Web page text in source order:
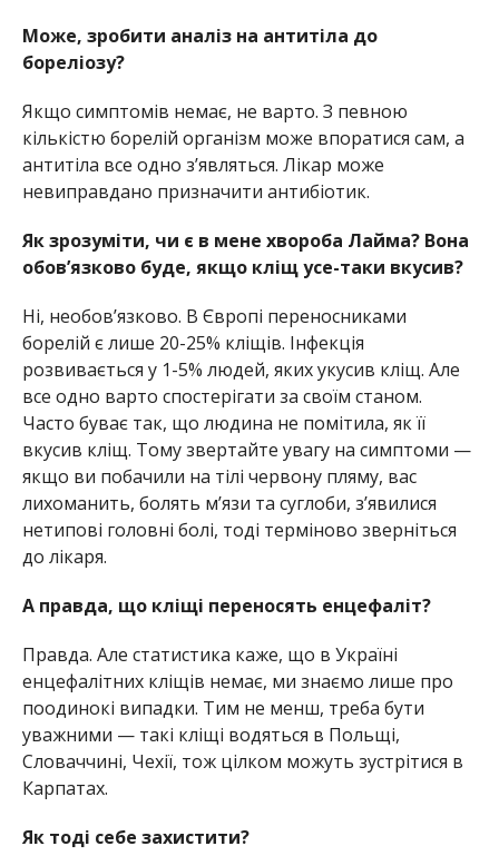
Може, зробити аналіз на антитіла до
бореліозу?
Якщо симптомів немає, не варто. З певною
кількістю борелій організм може впоратися сам, а
антитіла все одно зʼявляться. Лікар може
невиправдано призначити антибіотик.
Як зрозуміти, чи є в мене хвороба Лайма? Вона
обов’язково буде, якщо кліщ усе-таки вкусив?
Ні, необовʼязково. В Європі переносниками
борелій є лише 20-25% кліщів. Інфекція
розвивається у 1-5% людей, яких укусив кліщ. Але
все одно варто спостерігати за своїм станом.
Часто буває так, що людина не помітила, як її
вкусив кліщ. Тому звертайте увагу на симптоми —
якщо ви побачили на тілі червону пляму, вас
лихоманить, болять мʼязи та суглоби, зʼявилися
нетипові головні болі, тоді терміново зверніться
до лікаря.
А правда, що кліщі переносять енцефаліт?
Правда. Але статистика каже, що в Україні
енцефалітних кліщів немає, ми знаємо лише про
поодинокі випадки. Тим не менш, треба бути
уважними — такі кліщі водяться в Польщі,
Словаччині, Чехії, тож цілком можуть зустрітися в
Карпатах.
Як тоді себе захистити?